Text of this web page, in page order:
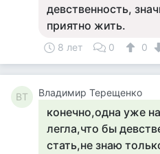
девственность,
приятно жить.
8 лет 0 0
ВТ Владимир Терещенко
конечно,одна уже
легла,что бы
стать,не знаю